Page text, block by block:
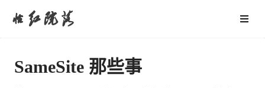
怡红院落
SameSite 那些事